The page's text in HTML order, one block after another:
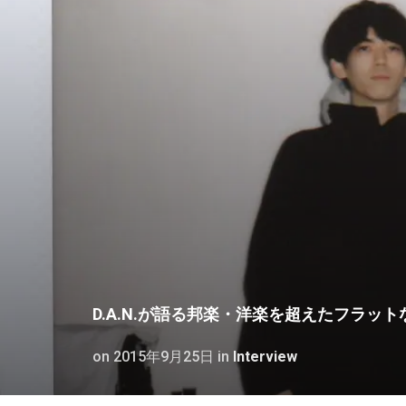
D.A.N.が語る邦楽・洋楽を超えたフラット
on 2015年9月25日 in Interview